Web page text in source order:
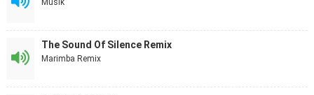
Musik
The Sound Of Silence Remix
Marimba Remix